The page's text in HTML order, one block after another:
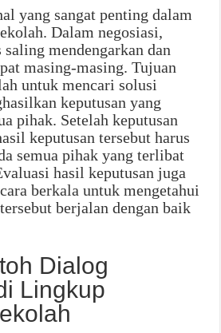
yang sangat penting dalam
Dalam negosiasi,
mendengarkan dan
masing-masing. Tujuan
untuk mencari solusi
keputusan yang
pihak. Setelah keputusan
keputusan tersebut harus
semua pihak yang terlibat
hasil keputusan juga
berkala untuk mengetahui
berjalan dengan baik
Dialog
Lingkup